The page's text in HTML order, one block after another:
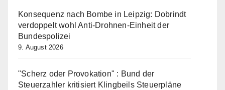
Konsequenz nach Bombe in Leipzig: Dobrindt
verdoppelt wohl Anti-Drohnen-Einheit der
Bundespolizei
9. August 2026
"Scherz oder Provokation" : Bund der
Steuerzahler kritisiert Klingbeils Steuerpläne